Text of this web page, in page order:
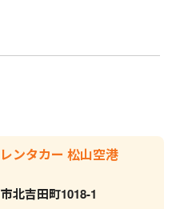
ンタカー 松山空港
北吉田町1018-1